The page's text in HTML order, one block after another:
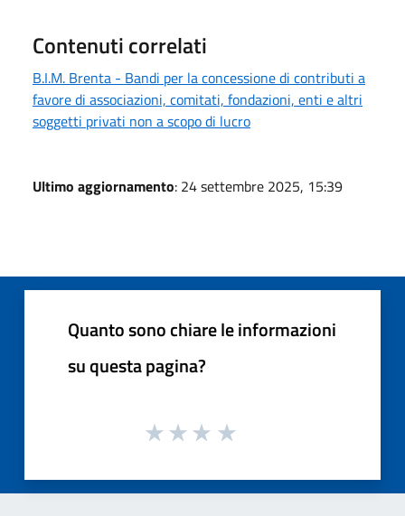
Contenuti correlati
B.I.M. Brenta - Bandi per la concessione di contributi a
favore di associazioni, comitati, fondazioni, enti e altri
soggetti privati non a scopo di lucro
Ultimo aggiornamento: 24 settembre 2025, 15:39
Quanto sono chiare le informazioni
su questa pagina?